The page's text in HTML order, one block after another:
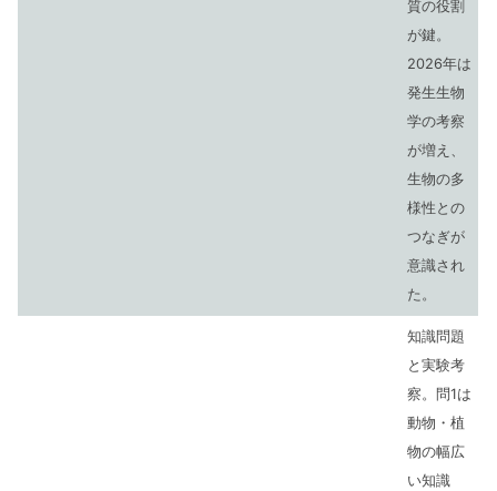
質の役割
が鍵。
2026年は
発生生物
学の考察
が増え、
生物の多
様性との
つなぎが
意識され
た。
知識問題
と実験考
察。問1は
動物・植
物の幅広
い知識